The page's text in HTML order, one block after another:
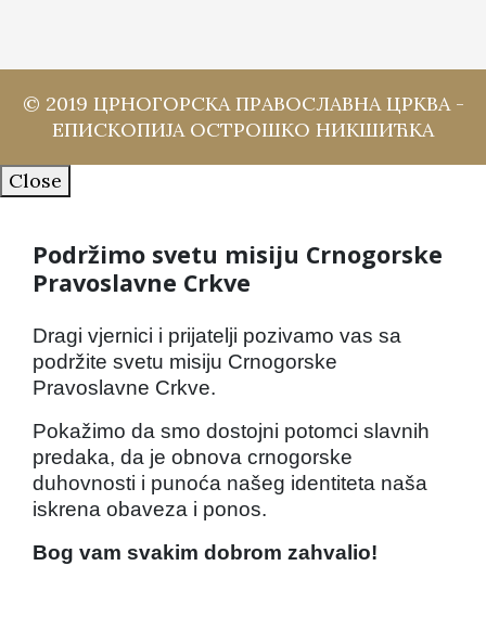
© 2019 ЦРНОГОРСКА ПРАВОСЛАВНА ЦРКВА -
ЕПИСКОПИЈА ОСТРОШКО НИКШИЋКА
Close
Podržimo svetu misiju Crnogorske
Pravoslavne Crkve
Dragi vjernici i prijatelji pozivamo vas sa
podržite svetu misiju Crnogorske
Pravoslavne Crkve.
Pokažimo da smo dostojni potomci slavnih
predaka, da je obnova crnogorske
duhovnosti i punoća našeg identiteta naša
iskrena obaveza i ponos.
Bog vam svakim dobrom zahvalio!